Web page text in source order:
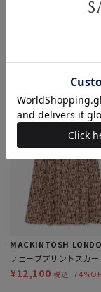
このアイテムを見
MACKINTOSH
ウェーブプリントスカー
¥12,100 税込